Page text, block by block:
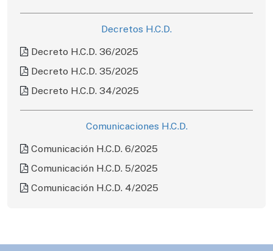
Decretos H.C.D.
Decreto H.C.D. 36/2025
Decreto H.C.D. 35/2025
Decreto H.C.D. 34/2025
Comunicaciones H.C.D.
Comunicación H.C.D. 6/2025
Comunicación H.C.D. 5/2025
Comunicación H.C.D. 4/2025